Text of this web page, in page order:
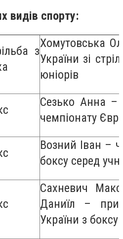
видів спорту:
з
Хомутовська
України зі
юніорів
Сезько Анна –
чемпіонату
Возний Іван –
боксу серед
Сахневич
Даниїл –
України з боксу